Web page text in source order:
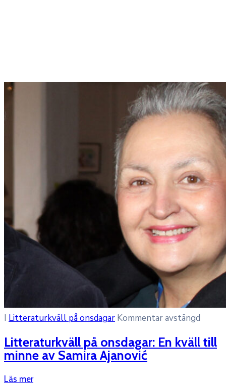
I Litteraturkväll på onsdagar Kommentar avstängd
Litteraturkväll på onsdagar: En kväll till
minne av Samira Ajanović
Läs mer